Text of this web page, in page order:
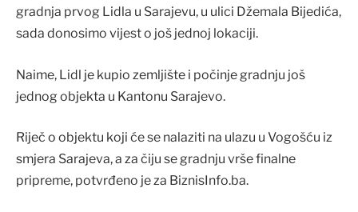
gradnja prvog Lidla u Sarajevu, u ulici Džemala Bijedića,
sada donosimo vijest o još jednoj lokaciji.
Naime, Lidl je kupio zemljište i počinje gradnju još
jednog objekta u Kantonu Sarajevo.
Riječ o objektu koji će se nalaziti na ulazu u Vogošću iz
smjera Sarajeva, a za čiju se gradnju vrše finalne
pripreme, potvrđeno je za BiznisInfo.ba.